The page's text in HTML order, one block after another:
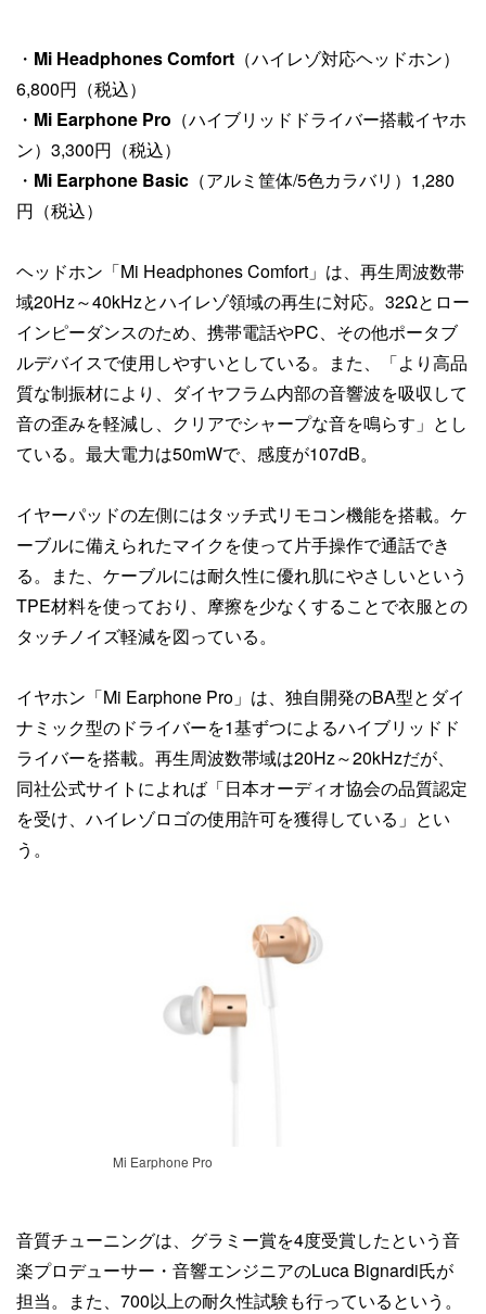
・ Mi Headphones Comfort （ハイレゾ対応ヘッドホン）
6,800円（税込）
・ Mi Earphone Pro （ハイブリッドドライバー搭載イヤホ
ン）3,300円（税込）
・ Mi Earphone Basic （アルミ筐体/5色カラバリ）1,280
円（税込）
ヘッドホン「Mi Headphones Comfort」は、再生周波数帯
域20Hz～40kHzとハイレゾ領域の再生に対応。32Ωとロー
インピーダンスのため、携帯電話やPC、その他ポータブ
ルデバイスで使用しやすいとしている。また、「より高品
質な制振材により、ダイヤフラム内部の音響波を吸収して
音の歪みを軽減し、クリアでシャープな音を鳴らす」とし
ている。最大電力は50mWで、感度が107dB。
イヤーパッドの左側にはタッチ式リモコン機能を搭載。ケ
ーブルに備えられたマイクを使って片手操作で通話でき
る。また、ケーブルには耐久性に優れ肌にやさしいという
TPE材料を使っており、摩擦を少なくすることで衣服との
タッチノイズ軽減を図っている。
イヤホン「Mi Earphone Pro」は、独自開発のBA型とダイ
ナミック型のドライバーを1基ずつによるハイブリッドド
ライバーを搭載。再生周波数帯域は20Hz～20kHzだが、
同社公式サイトによれば「日本オーディオ協会の品質認定
を受け、ハイレゾロゴの使用許可を獲得している」とい
う。
Mi Earphone Pro
音質チューニングは、グラミー賞を4度受賞したという音
楽プロデューサー・音響エンジニアのLuca Bignardi氏が
担当。また、700以上の耐久性試験も行っているという。